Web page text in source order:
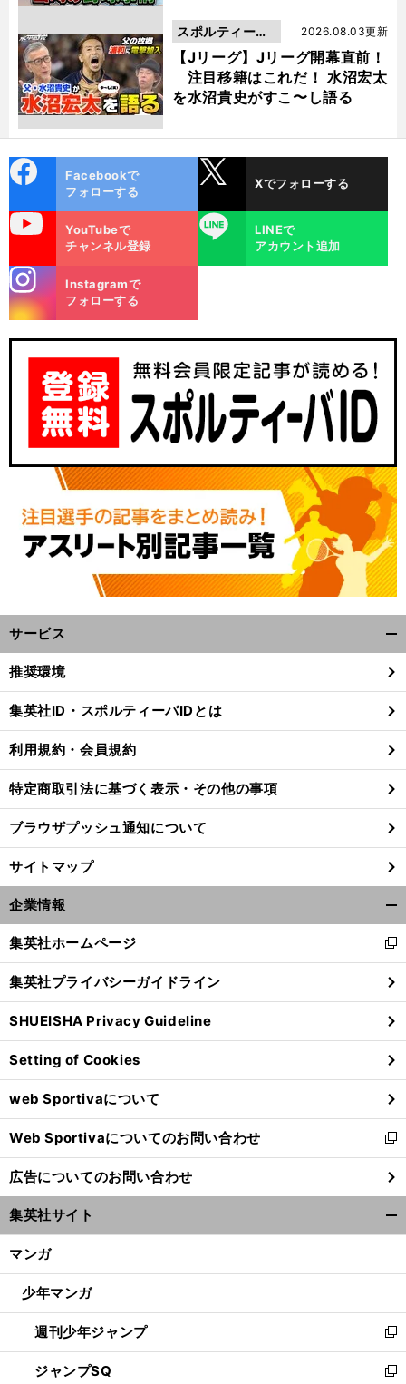
【Jリーグ】Jリーグ開幕直前！
注目移籍はこれだ！ 水沼宏太
を水沼貴史がすこ〜し語る
2026.08.03更新
スポルティーバ
動画
ok
Facebookで
フォローする
Xでフォローする
YouTubeで
チャンネル登録
LINE
LINEで
アカウント追加
m
Instagramで
フォローする
サービス
閉
る
推奨環境
集英社ID・スポルティーバIDとは
利用規約・会員規約
特定商取引法に基づく表示・その他の事項
ブラウザプッシュ通知について
サイトマップ
企業情報
閉
る
集英社ホームページ
新
し
い
ウ
ィ
ン
ド
ウ
で
開
く
集英社プライバシーガイドライン
SHUEISHA Privacy Guideline
Setting of Cookies
web Sportivaについて
Web Sportivaについてのお問い合わせ
新
し
い
ウ
ィ
ン
ウ
開
く
広告についてのお問い合わせ
集英社サイト
マンガ
少年マンガ
週刊少年ジャンプ
新
し
い
ジャンプSQ
新